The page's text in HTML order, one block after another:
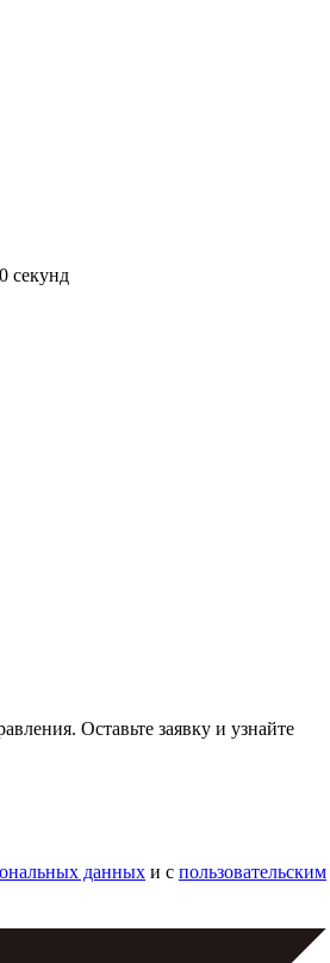
секунд
Оставьте заявку и узнайте
данных и с пользовательским